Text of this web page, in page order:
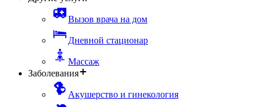
Вызов врача на дом
Дневной стационар
Массаж
Заболевания
Акушерство и гинекология